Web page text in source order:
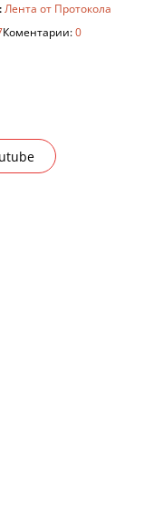
Лента от Протокола
Коментарии:0